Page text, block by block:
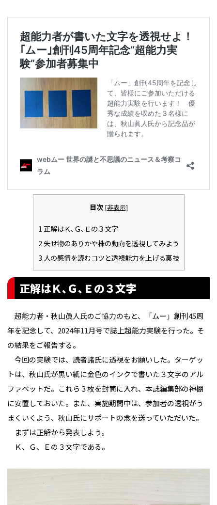
目次 [非表示]
1 正解はＫ､Ｇ､Ｅの３文字
2失せ物のありかや株の動向を透視してみよう
3 人の感情を読むコツと透視能力を上げる裏技
正解はＫ､Ｇ､Ｅの３文字
超能力者・秋山眞人氏のご協力のもと、「ムー」創刊45周
年を記念して、2024年11月号で誌上超能力実験を行った。そ
の結果をご報告する。
今回の実験では、読者諸氏に透視をお願いした。ターゲッ
トは、秋山氏が黒い紙に金色のインクで書いた３文字のアル
ファベットだ。これら３枚を封筒に入れ、本誌編集部の神棚
に安置しておいた。また、実施期間中は、参加者の透視がう
まくいくよう、秋山氏にサポートの念を送っていただいた。
まずは正解から発表しよう。
Ｋ、Ｇ、Ｅの３文字である。